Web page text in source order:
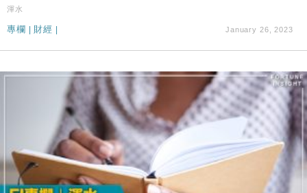
渾水
專欄 | 財經 | January 26, 2023